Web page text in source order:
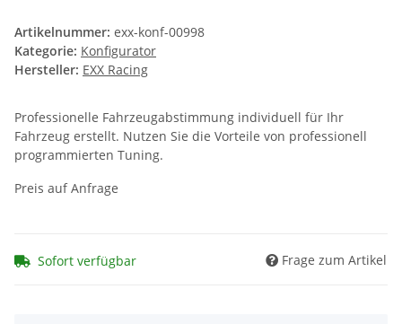
Artikelnummer: exx-konf-00998
Kategorie: Konfigurator
Hersteller: EXX Racing
Professionelle Fahrzeugabstimmung individuell für Ihr
Fahrzeug erstellt. Nutzen Sie die Vorteile von professionell
programmierten Tuning.
Preis auf Anfrage
Sofort verfügbar Frage zum Artikel